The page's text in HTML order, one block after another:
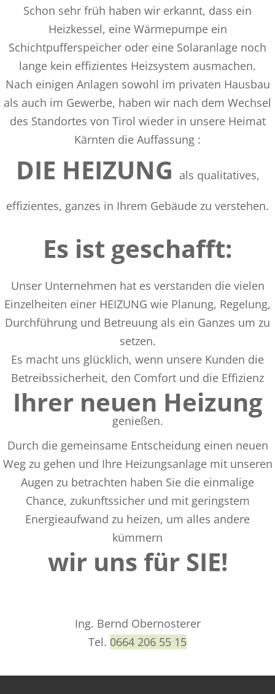
Schon sehr früh haben wir erkannt, dass ein
Heizkessel, eine Wärmepumpe ein
Schichtpufferspeicher oder eine Solaranlage noch
lange kein effizientes Heizsystem ausmachen.
Nach einigen Anlagen sowohl im privaten Hausbau
als auch im Gewerbe, haben wir nach dem Wechsel
des Standortes von Tirol wieder in unsere Heimat
Kärnten die Auffassung :
DIE HEIZUNG als qualitatives,
effizientes, ganzes in Ihrem Gebäude zu verstehen.
Es ist geschafft:
Unser Unternehmen hat es verstanden die vielen
Einzelheiten einer HEIZUNG wie Planung, Regelung,
Durchführung und Betreuung als ein Ganzes um zu
setzen.
Es macht uns glücklich, wenn unsere Kunden die
Betreibssicherheit, den Comfort und die Effizienz
Ihrer neuen Heizung
genießen.
Durch die gemeinsame Entscheidung einen neuen
Weg zu gehen und Ihre Heizungsanlage mit unseren
Augen zu betrachten haben Sie die einmalige
Chance, zukunftssicher und mit geringstem
Energieaufwand zu heizen, um alles andere
kümmern
wir uns für SIE!
Ing. Bernd Obernosterer
Tel. 0664 206 55 15